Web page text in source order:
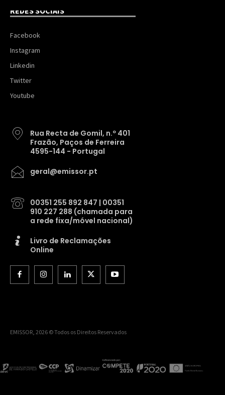
REDES SOCIAIS
Facebook
Instagram
Linkedin
Twitter
Youtube
Rua Recta de Gomil, n.º 401
Frazão, Paços de Ferreira
4595-144 - Portugal
geral@emissor.pt
00351 255 892 847 | 00351
910 227 288 (chamada para
a rede fixa/móvel nacional)
Livro de Reclamações
Online
EMISSOR, 2026 © Todos os Direitos Reservados